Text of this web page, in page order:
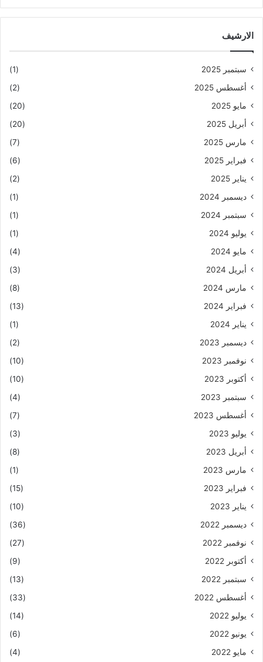
الارشيف
سبتمبر 2025
(1)
أغسطس 2025
(2)
مايو 2025
(20)
أبريل 2025
(20)
مارس 2025
(7)
فبراير 2025
(6)
يناير 2025
(2)
ديسمبر 2024
(1)
سبتمبر 2024
(1)
يوليو 2024
(1)
مايو 2024
(4)
أبريل 2024
(3)
مارس 2024
(8)
فبراير 2024
(13)
يناير 2024
(1)
ديسمبر 2023
(2)
نوفمبر 2023
(10)
أكتوبر 2023
(10)
سبتمبر 2023
(4)
أغسطس 2023
(7)
يوليو 2023
(3)
أبريل 2023
(8)
مارس 2023
(1)
فبراير 2023
(15)
يناير 2023
(10)
ديسمبر 2022
(36)
نوفمبر 2022
(27)
أكتوبر 2022
(9)
سبتمبر 2022
(13)
أغسطس 2022
(33)
يوليو 2022
(14)
يونيو 2022
(6)
مايو 2022
(4)